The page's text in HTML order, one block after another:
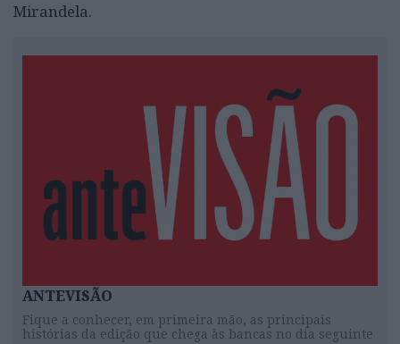
Mirandela.
ANTEVISÃO
Fique a conhecer, em primeira mão, as principais
histórias da edição que chega às bancas no dia seguinte